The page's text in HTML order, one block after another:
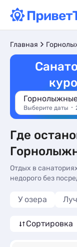
Главная
Выберите даты
Где
Отдых в
недорого без
на нашем сайте
У озера
Сортировка